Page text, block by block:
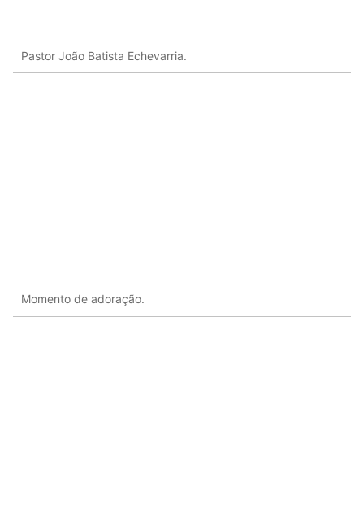
Pastor João Batista Echevarria.
Momento de adoração.